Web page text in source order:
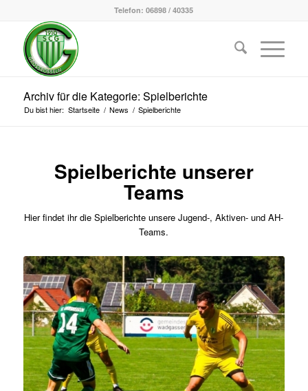
Telefon: 06898 / 40335
Archiv für die Kategorie: Spielberichte
Du bist hier: Startseite / News / Spielberichte
Spielberichte unserer
Teams
Hier findet ihr die Spielberichte unsere Jugend-, Aktiven- und AH-
Teams.